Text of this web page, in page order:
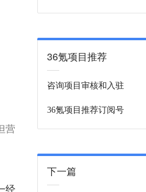
营
经
36氪项目推荐
咨询项目审核和入驻
36氪项目推荐订阅号
下一篇